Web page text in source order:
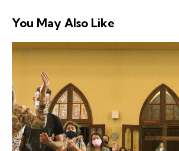
You May Also Like